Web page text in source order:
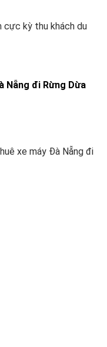
cực kỳ thu khách du
Nẵng đi Rừng Dừa
xe máy Đà Nẵng đi